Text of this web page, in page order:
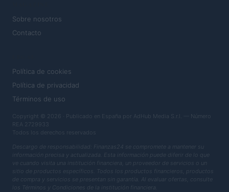
Sobre nosotros
Contacto
Política de cookies
Política de privacidad
Términos de uso
Copyright © 2026 · Publicado en España por AdHub Media S.r.l. — Número
REA 2729933
Todos los derechos reservados
Descargo de responsabilidad: Finanzas24 se compromete a mantener su
información precisa y actualizada. Esta información puede diferir de lo que
ve cuando visita una institución financiera, un proveedor de servicios o un
sitio de productos específicos. Todos los productos financieros, productos
de compra y servicios se presentan sin garantía. Al evaluar ofertas, consulte
los Términos y Condiciones de la institución financiera.